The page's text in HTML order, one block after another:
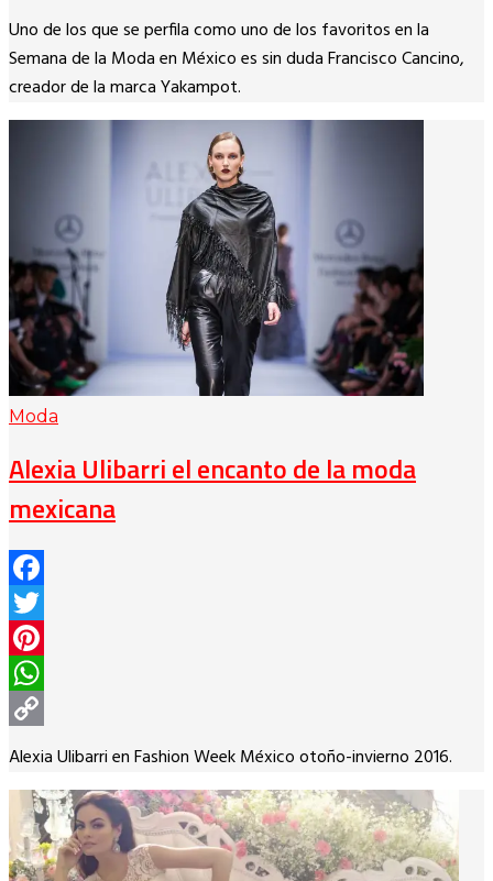
Copy
Link
Uno de los que se perfila como uno de los favoritos en la
Semana de la Moda en México es sin duda Francisco Cancino,
creador de la marca Yakampot.
Moda
Alexia Ulibarri el encanto de la moda
mexicana
Facebook
Twitter
Pinterest
WhatsApp
Copy
Alexia Ulibarri en Fashion Week México otoño-invierno 2016.